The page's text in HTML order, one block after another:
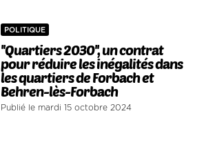
POLITIQUE
''Quartiers 2030'', un contrat
pour réduire les inégalités dans
les quartiers de Forbach et
Behren-lès-Forbach
Publié le mardi 15 octobre 2024